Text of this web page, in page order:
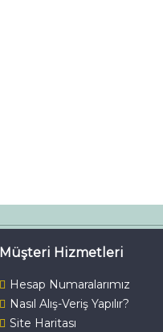
Müşteri Hizmetleri
Hesap Numaralarımız
Nasıl Alış-Veriş Yapılır?
Site Haritası